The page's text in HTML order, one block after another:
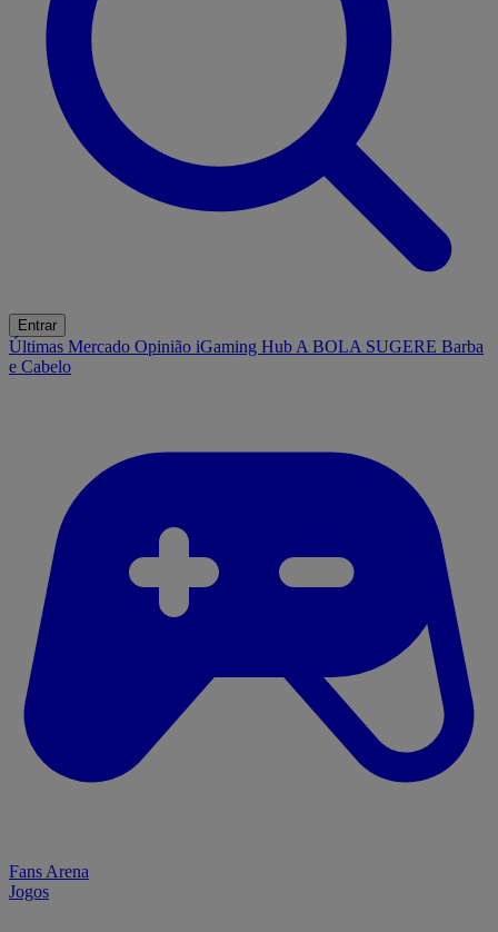
Entrar
Últimas Mercado Opinião iGaming Hub A BOLA SUGERE Barba
e Cabelo
Fans Arena
Jogos